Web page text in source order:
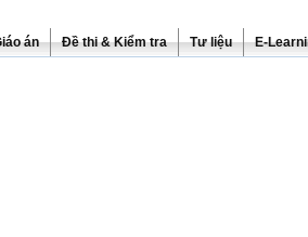
án Đề thi & Kiểm tra Tư liệu E-